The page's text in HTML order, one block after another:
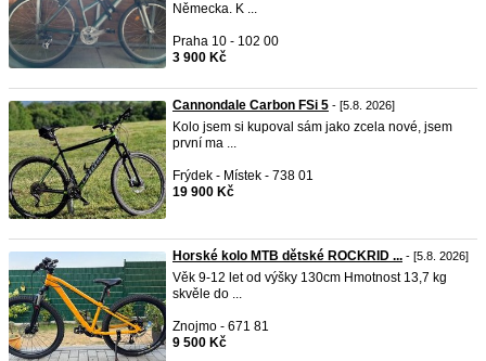
Německa. K ...
Praha 10 - 102 00
3 900 Kč
Cannondale Carbon FSi 5 - [5.8. 2026]
Kolo jsem si kupoval sám jako zcela nové, jsem
první ma ...
Frýdek - Místek - 738 01
19 900 Kč
Horské kolo MTB dětské ROCKRID ... - [5.8. 2026]
Věk 9-12 let od výšky 130cm Hmotnost 13,7 kg
skvěle do ...
Znojmo - 671 81
9 500 Kč